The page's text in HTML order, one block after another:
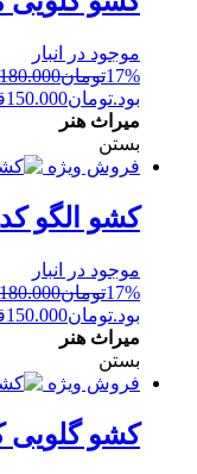
موجود در انبار
17%تومان180.000
بود.تومان150.000
میراث هنر
بستن
فروش ویژه
کشو الگو کد 98 -361
موجود در انبار
17%تومان180.000
بود.تومان150.000
میراث هنر
بستن
فروش ویژه
کشو گلویی کد